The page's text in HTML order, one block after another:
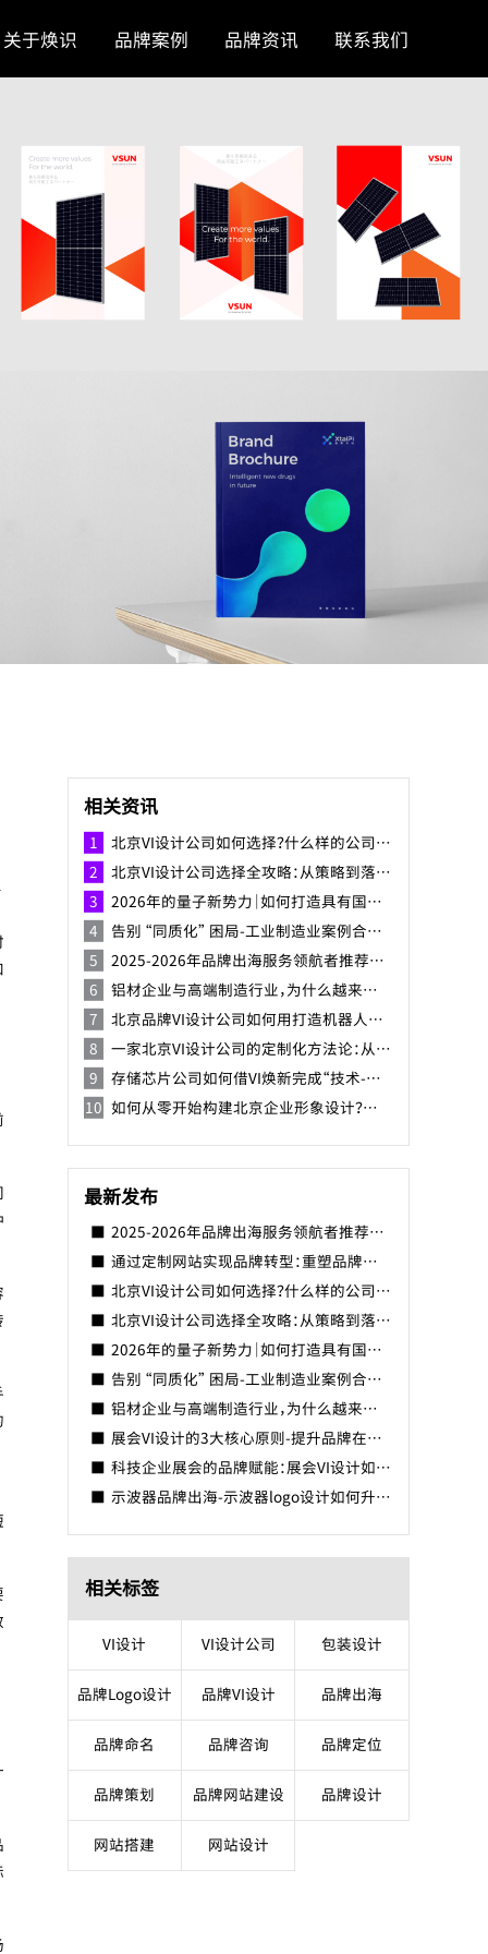
关于焕识 品牌案例 品牌资讯 联系我们
相关资讯
北京VI设计公司如何选择？什么样的公司比较好？
北京VI设计公司选择全攻略：从策略到落地，构建差异化品牌视觉体系
2026年的量子新势力｜如何打造具有国际竞争力的中国量子品牌？
告别 “同质化” 困局-工业制造业案例合集-焕识助力精密制造企业打造品牌形象
2025-2026年品牌出海服务领航者推荐榜，以全球视野驱动品牌新生的国际之路
铝材企业与高端制造行业，为什么越来越重视 VI 设计？
北京品牌VI设计公司如何用打造机器人品牌识别系统？
一家北京VI设计公司的定制化方法论：从品牌DNA到视觉系统落地
存储芯片公司如何借VI焕新完成“技术-资本-品牌”三级跳-北京VI设计公司
如何从零开始构建北京企业形象设计？一份北京品牌形象手册设计指南
最新发布
2025-2026年品牌出海服务领航者推荐榜，以全球视野驱动品牌新生的国际之路
通过定制网站实现品牌转型：重塑品牌形象的数字化战略
北京VI设计公司如何选择？什么样的公司比较好？
北京VI设计公司选择全攻略：从策略到落地，构建差异化品牌视觉体系
2026年的量子新势力｜如何打造具有国际竞争力的中国量子品牌？
告别 “同质化” 困局-工业制造业案例合集-焕识助力精密制造企业打造品牌形象
铝材企业与高端制造行业，为什么越来越重视 VI 设计？
展会VI设计的3大核心原则-提升品牌在展会中曝光量
科技企业展会的品牌赋能：展会VI设计如何凸显技术硬实力？
示波器品牌出海-示波器logo设计如何升级？
相关标签
VI设计 VI设计公司 包装设计
品牌Logo设计 品牌VI设计 品牌出海
品牌命名 品牌咨询 品牌定位
品牌策划 品牌网站建设 品牌设计
网站搭建 网站设计